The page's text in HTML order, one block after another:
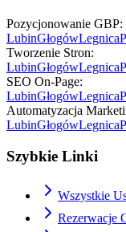
Pozycjonowanie GBP:
LubinGłogówLegnica
Tworzenie Stron:
LubinGłogówLegnica
SEO On-Page:
LubinGłogówLegnica
Automatyzacja
LubinGłogówLegnica
Szybkie Linki
Wszystkie
Rezerwacje